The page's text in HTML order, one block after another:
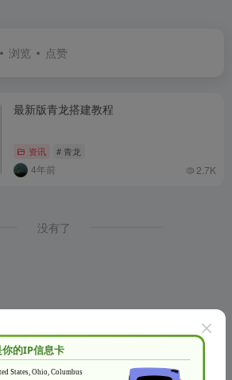
浏览 点赞
最新版青龙搭建教程
资讯 # 青龙
4年前 2.7K
没有了